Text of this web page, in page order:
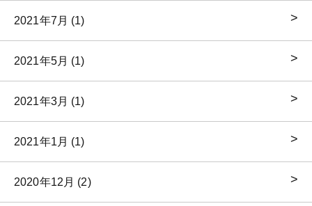
2021年7月 (1)
2021年5月 (1)
2021年3月 (1)
2021年1月 (1)
2020年12月 (2)